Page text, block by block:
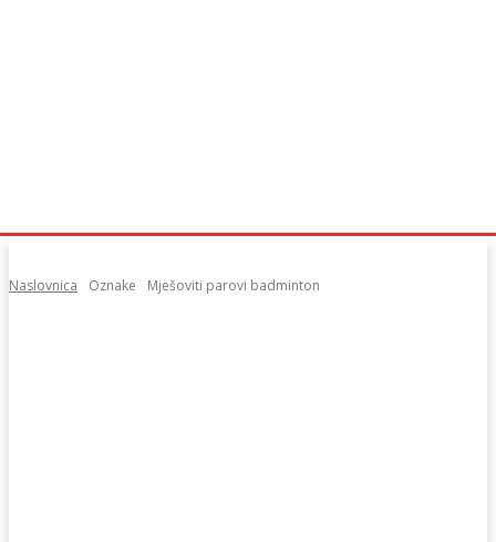
Naslovnica Oznake Mješoviti parovi badminton